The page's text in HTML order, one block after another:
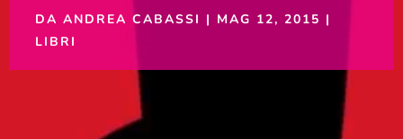
DA ANDREA CABASSI | MAG 12, 2015 |
LIBRI